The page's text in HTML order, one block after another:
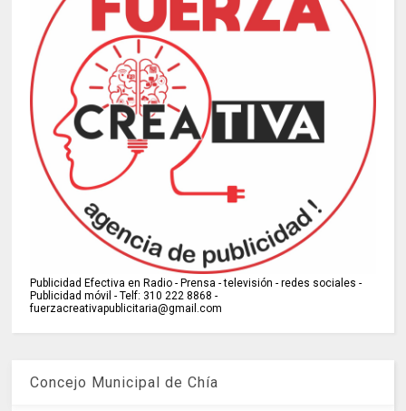
Publicidad Efectiva en Radio - Prensa - televisión - redes sociales -
Publicidad móvil - Telf: 310 222 8868 -
fuerzacreativapublicitaria@gmail.com
Concejo Municipal de Chía